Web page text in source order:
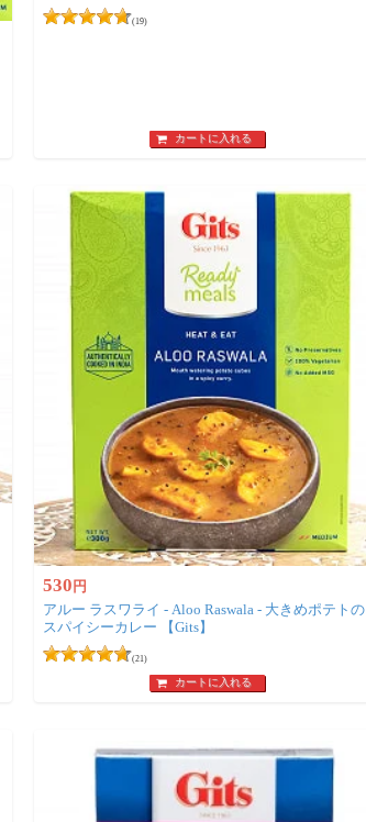
(19)
カートに入れる
530円
アルー ラスワライ - Aloo Raswala - 大きめポテトの
スパイシーカレー 【Gits】
(21)
カートに入れる